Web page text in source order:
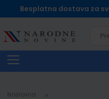
Besplatna dostava za
Naslovna